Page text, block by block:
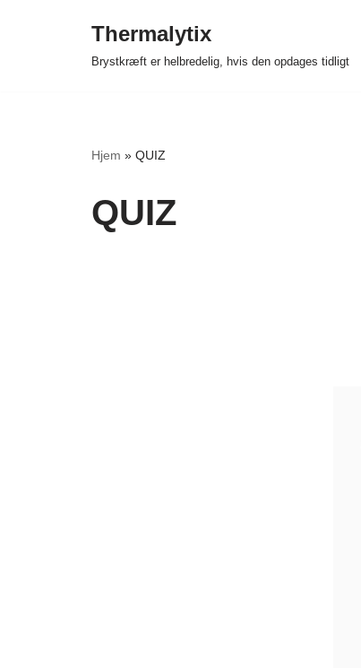
Thermalytix
Brystkræft er helbredelig, hvis den opdages tidligt
Hjem » QUIZ
QUIZ